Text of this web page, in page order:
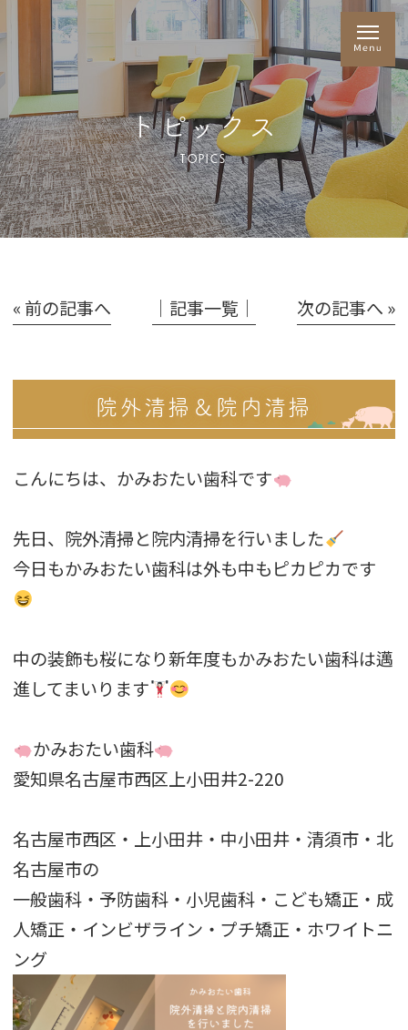
トピックス
TOPICS
« 前の記事へ │記事一覧│ 次の記事へ »
院外清掃＆院内清掃
こんにちは、かみおたい歯科です
先日、院外清掃と院内清掃を行いました
今日もかみおたい歯科は外も中もピカピカです
中の装飾も桜になり新年度もかみおたい歯科は邁
進してまいります
かみおたい歯科
愛知県名古屋市西区上小田井2-220
名古屋市西区・上小田井・中小田井・清須市・北
名古屋市の
一般歯科・予防歯科・小児歯科・こども矯正・成
人矯正・インビザライン・プチ矯正・ホワイトニ
ング